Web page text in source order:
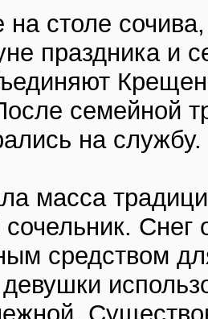
на столе
праздника и
семейной
на службу.
масса
Снег
средством